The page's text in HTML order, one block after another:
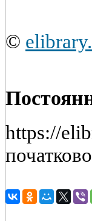
©
https://